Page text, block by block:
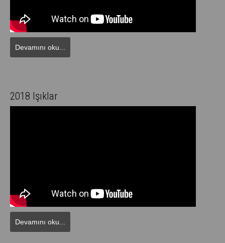
Devamını oku...
2018 Işıklar
Devamını oku...